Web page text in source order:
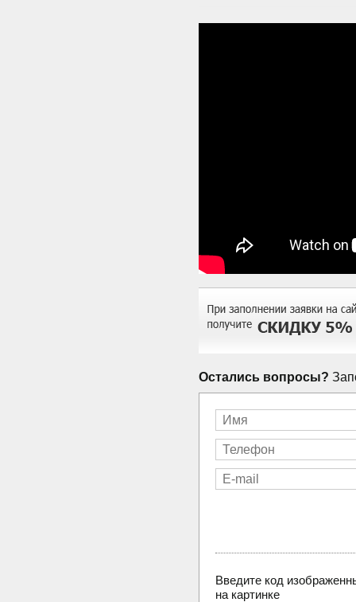
Остались вопросы?
Введите код
на картинке